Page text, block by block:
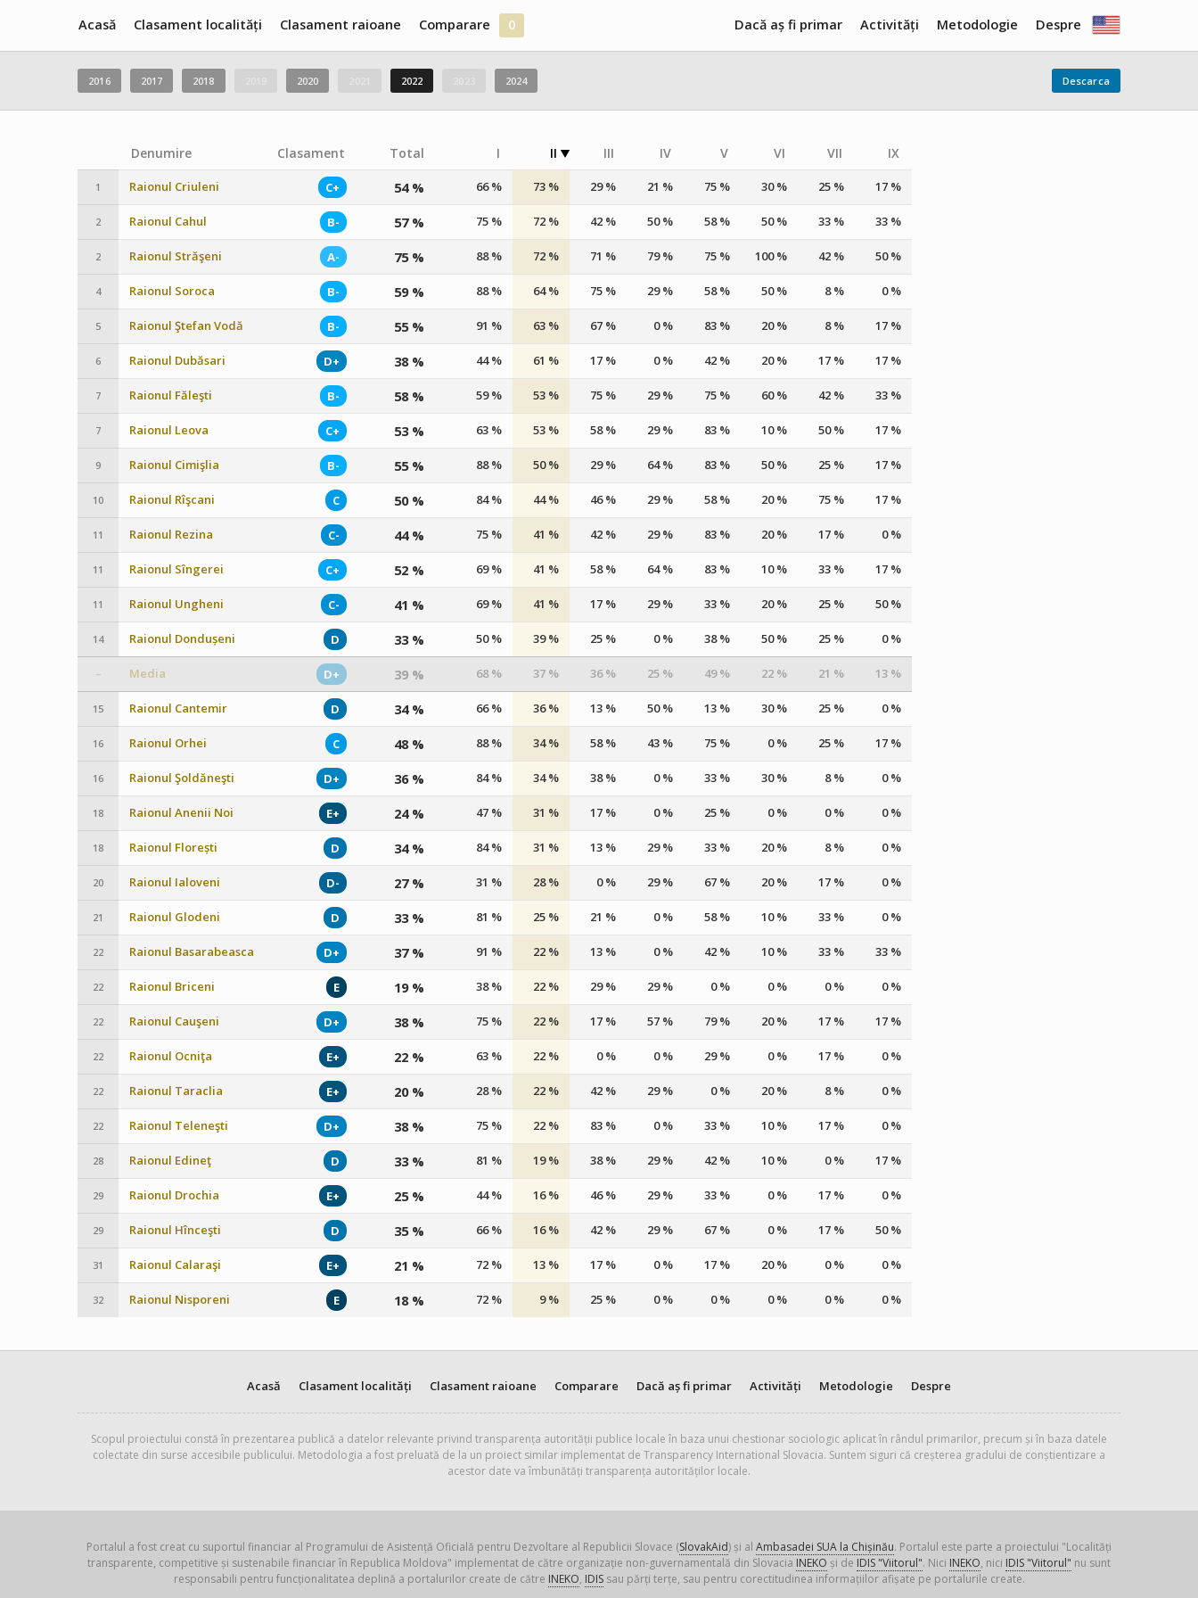
Acasă Despre
Clasament localități Metodologie
Clasament raioane Activități
Comparare 0 Dacă aș fi primar
2016 2017 2018 2020 2022 2024 Descarca
Denumire Clasament Total I II III IV V VI VII IX
1 Raionul Criuleni C+ 54 % 66 % 73 % 29 % 21 % 75 % 30 % 25 % 17 %
2 Raionul Cahul B- 57 % 75 % 72 % 42 % 50 % 58 % 50 % 33 % 33 %
2 Raionul Străşeni A- 75 % 88 % 72 % 71 % 79 % 75 % 100 % 42 % 50 %
4 Raionul Soroca B- 59 % 88 % 64 % 75 % 29 % 58 % 50 % 8 % 0 %
5 Raionul Ştefan Vodă B- 55 % 91 % 63 % 67 % 0 % 83 % 20 % 8 % 17 %
6 Raionul Dubăsari D+ 38 % 44 % 61 % 17 % 0 % 42 % 20 % 17 % 17 %
7 Raionul Făleşti B- 58 % 59 % 53 % 75 % 29 % 75 % 60 % 42 % 33 %
7 Raionul Leova C+ 53 % 63 % 53 % 58 % 29 % 83 % 10 % 50 % 17 %
9 Raionul Cimişlia B- 55 % 88 % 50 % 29 % 64 % 83 % 50 % 25 % 17 %
10 Raionul Rîşcani C 50 % 84 % 44 % 46 % 29 % 58 % 20 % 75 % 17 %
11 Raionul Rezina C- 44 % 75 % 41 % 42 % 29 % 83 % 20 % 17 % 0 %
11 Raionul Sîngerei C+ 52 % 69 % 41 % 58 % 64 % 83 % 10 % 33 % 17 %
11 Raionul Ungheni C- 41 % 69 % 41 % 17 % 29 % 33 % 20 % 25 % 50 %
14 Raionul Dondușeni D 33 % 50 % 39 % 25 % 0 % 38 % 50 % 25 % 0 %
– Media D+ 39 % 68 % 37 % 36 % 25 % 49 % 22 % 21 % 13 %
15 Raionul Cantemir D 34 % 66 % 36 % 13 % 50 % 13 % 30 % 25 % 0 %
16 Raionul Orhei C 48 % 88 % 34 % 58 % 43 % 75 % 0 % 25 % 17 %
16 Raionul Şoldăneşti D+ 36 % 84 % 34 % 38 % 0 % 33 % 30 % 8 % 0 %
18 Raionul Anenii Noi E+ 24 % 47 % 31 % 17 % 0 % 25 % 0 % 0 % 0 %
18 Raionul Florești D 34 % 84 % 31 % 13 % 29 % 33 % 20 % 8 % 0 %
20 Raionul Ialoveni D- 27 % 31 % 28 % 0 % 29 % 67 % 20 % 17 % 0 %
21 Raionul Glodeni D 33 % 81 % 25 % 21 % 0 % 58 % 10 % 33 % 0 %
22 Raionul Basarabeasca D+ 37 % 91 % 22 % 13 % 0 % 42 % 10 % 33 % 33 %
22 Raionul Briceni E 19 % 38 % 22 % 29 % 29 % 0 % 0 % 0 % 0 %
22 Raionul Cauşeni D+ 38 % 75 % 22 % 17 % 57 % 79 % 20 % 17 % 17 %
22 Raionul Ocniţa E+ 22 % 63 % 22 % 0 % 0 % 29 % 0 % 17 % 0 %
22 Raionul Taraclia E+ 20 % 28 % 22 % 42 % 29 % 0 % 20 % 8 % 0 %
22 Raionul Teleneşti D+ 38 % 75 % 22 % 83 % 0 % 33 % 10 % 17 % 0 %
28 Raionul Edineţ D 33 % 81 % 19 % 38 % 29 % 42 % 10 % 0 % 17 %
29 Raionul Drochia E+ 25 % 44 % 16 % 46 % 29 % 33 % 0 % 17 % 0 %
29 Raionul Hînceşti D 35 % 66 % 16 % 42 % 29 % 67 % 0 % 17 % 50 %
31 Raionul Calaraşi E+ 21 % 72 % 13 % 17 % 0 % 17 % 20 % 0 % 0 %
32 Raionul Nisporeni E 18 % 72 % 9 % 25 % 0 % 0 % 0 % 0 % 0 %
Acasă Clasament localități Clasament raioane Comparare Dacă aș fi primar Activități Metodologie Despre
Scopul proiectului constă în prezentarea publică a datelor relevante privind transparența autorității publice locale în baza unui chestionar sociologic aplicat în rândul primarilor, precum și în baza datele
colectate din surse accesibile publicului. Metodologia a fost preluată de la un proiect similar implementat de Transparency International Slovacia. Suntem siguri că creșterea gradului de conștientizare a
acestor date va îmbunătăți transparența autorităților locale.
Portalul a fost creat cu suportul financiar al Programului de Asistență Oficială pentru Dezvoltare al Republicii Slovace (SlovakAid) și al Ambasadei SUA la Chișinău. Portalul este parte a proiectului "Localități
transparente, competitive și sustenabile financiar în Republica Moldova" implementat de către organizație non-guvernamentală din Slovacia INEKO și de IDIS "Viitorul". Nici INEKO, nici IDIS "Viitorul" nu sunt
responsabili pentru funcționalitatea deplină a portalurilor create de către INEKO, IDISsau părți terțe, sau pentru corectitudinea informațiilor afișate pe portalurile create.